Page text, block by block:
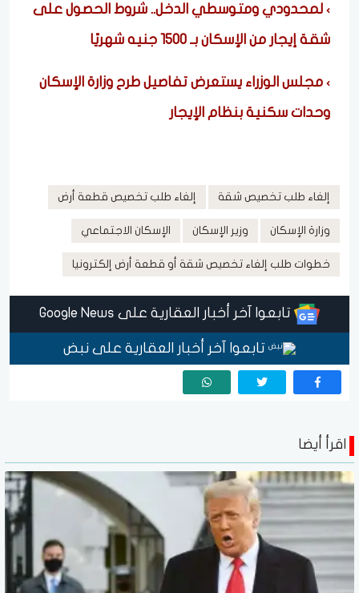
لمحدودي ومتوسطي الدخل.. شروط الحصول على
شقة إيجار من الإسكان بـ 1500 جنيه شهريًا
مجلس الوزراء يستعرض تفاصيل طرح وزارة الإسكان
وحدات سكنية بنظام الإيجار
إلغاء طلب تخصيص شقة إلغاء طلب تخصيص قطعة أرض
وزارة الإسكان وزير الإسكان الإسكان الاجتماعي
خطوات طلب إلغاء تخصيص شقة أو قطعة أرض إلكترونيا
تابعوا آخر أخبار العقارية على Google News
تابعوا آخر أخبار العقارية على نبض
اقرأ أيضا